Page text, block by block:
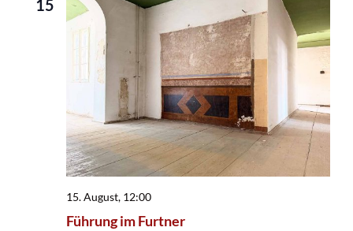
15
Führung im Furtner
15. August, 12:00